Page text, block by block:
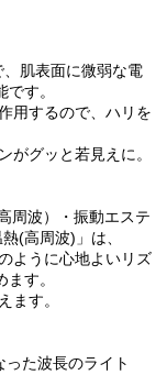
肌表面に微弱な電
す。
用するので、ハリを
グッと若見えに。
周波）・振動エステ
(高周波)」は、
ように心地よいリズ
す。
ます。
た波長のライト